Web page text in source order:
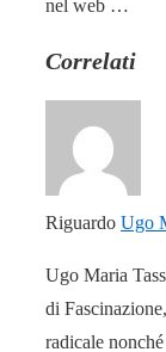
nel web …
Correlati
Riguardo Ugo
Ugo Maria
di
radicale